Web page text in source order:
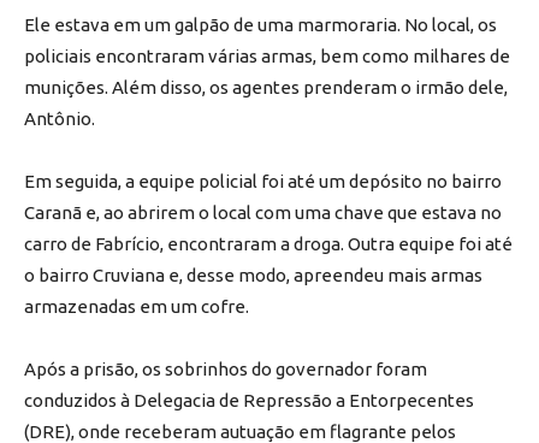
Ele estava em um galpão de uma marmoraria. No local, os
policiais encontraram várias armas, bem como milhares de
munições. Além disso, os agentes prenderam o irmão dele,
Antônio.
Em seguida, a equipe policial foi até um depósito no bairro
Caranã e, ao abrirem o local com uma chave que estava no
carro de Fabrício, encontraram a droga. Outra equipe foi até
o bairro Cruviana e, desse modo, apreendeu mais armas
armazenadas em um cofre.
Após a prisão, os sobrinhos do governador foram
conduzidos à Delegacia de Repressão a Entorpecentes
(DRE), onde receberam autuação em flagrante pelos